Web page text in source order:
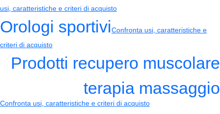
usi, caratteristiche e criteri di acquisto
Orologi sportiviConfronta usi, caratteristiche e
criteri di acquisto
Prodotti recupero muscolare
terapia massaggio
Confronta usi, caratteristiche e criteri di acquisto